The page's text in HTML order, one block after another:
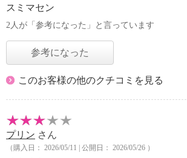
スミマセン
2人が「参考になった」と言っています
参考になった
このお客様の他のクチコミを見る
プリン さん
（購入日： 2026/05/11 | 公開日： 2026/05/26 ）